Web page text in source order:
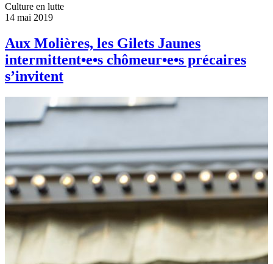
Culture en lutte
14 mai 2019
Aux Molières, les Gilets Jaunes
intermittent•e•s chômeur•e•s précaires
s’invitent